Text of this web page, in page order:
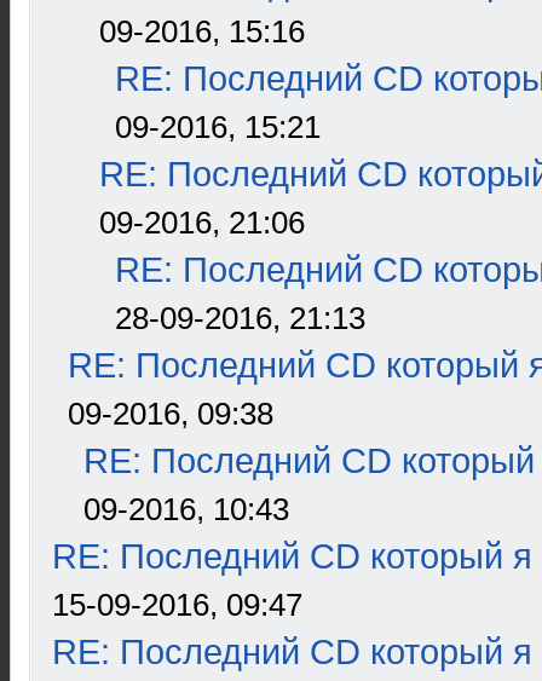
09-2016, 15:16
RE: Последний CD
09-2016, 15:21
RE: Последний CD
09-2016, 21:06
RE: Последний CD
28-09-2016, 21:13
RE: Последний CD который
09-2016, 09:38
RE: Последний CD который
09-2016, 10:43
RE: Последний CD который я
15-09-2016, 09:47
RE: Последний CD который я